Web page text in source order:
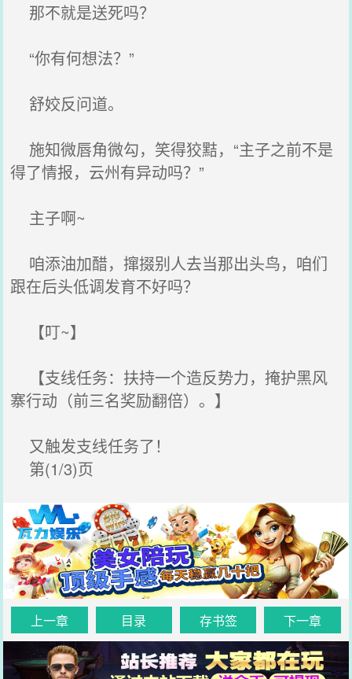
那不就是送死吗？
“你有何想法？”
舒姣反问道。
施知微唇角微勾，笑得狡黠，“主子之前不是
得了情报，云州有异动吗？”
主子啊~
咱添油加醋，撺掇别人去当那出头鸟，咱们
跟在后头低调发育不好吗？
【叮~】
【支线任务：扶持一个造反势力，掩护黑风
寨行动（前三名奖励翻倍）。】
又触发支线任务了！
第(1/3)页
上一章 目录 存书签 下一章